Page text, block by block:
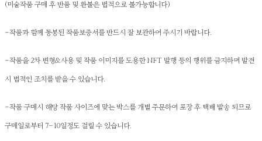
(미술작품 구매 후 반품 및 환불은 법적으로 불가능합니다)
-작품과 함께 동봉된 작품보증서를 반드시 잘 보관하여 주시기 바랍니다.
-작품을 2차 변형&사용 및 작품 이미지를 도용한 NFT 발행 등의 행위를 금지하며 발견
시 법적인 조치를 받을 수 있습니다.
-작품 구매시 해당 작품 사이즈에 맞는 박스를 개별 주문하여 포장 후 택배 발송 되므로
구매일로부터 7-10일정도 걸릴 수 있습니다.